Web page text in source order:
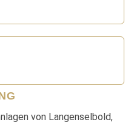
von Langenselbold,